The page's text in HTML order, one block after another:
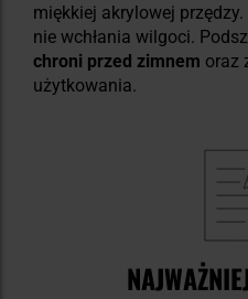
miękkiej akrylowej
nie wchłania wilgoci.
chroni przed zimnem oraz
użytkowania.